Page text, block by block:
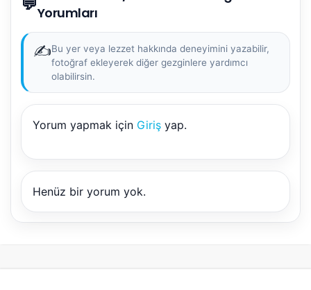
Yorumları
✍️Bu yer veya lezzet hakkında deneyimini yazabilir,
fotoğraf ekleyerek diğer gezginlere yardımcı
olabilirsin.
Yorum yapmak için Giriş yap.
Henüz bir yorum yok.
AI kullanmadan, sitedeki gerçek yerlerle akıllı rota
önerir.
Şehir / ilçe
🏛️ Tarihi 🌿 Doğa 👨‍👩‍👧 Aile/Çocuk
🍽️ Lezzet ⚡ Kısa